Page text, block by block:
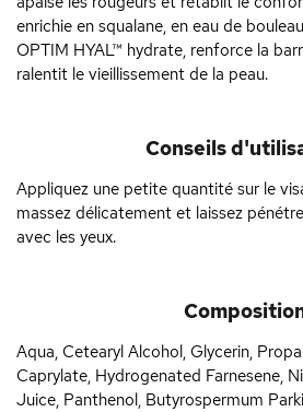
enrichie en squalane, en eau de
OPTIM HYAL™ hydrate, renforce la
ralentit le vieillissement de la peau.
Conseils
Appliquez une petite quantité sur le
massez délicatement et laissez
avec les yeux.
Aqua, Cetearyl Alcohol, Glycerin,
Caprylate, Hydrogenated Farnesene,
Juice, Panthenol, Butyrospermum